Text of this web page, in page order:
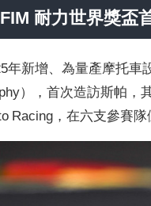
FIM 耐力世界獎盃
年新增、為量產摩托
），首次造訪斯帕，
Racing，在六支參賽隊